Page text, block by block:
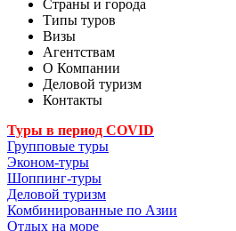
Страны и города
Типы туров
Визы
Агентствам
О Компании
Деловой туризм
Контакты
Туры в период COVID
Групповые туры
Эконом-туры
Шоппинг-туры
Деловой туризм
Комбинированные по Азии
Отдых на море